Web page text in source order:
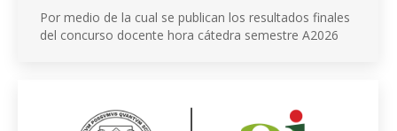
Por medio de la cual se publican los resultados finales
del concurso docente hora cátedra semestre A2026